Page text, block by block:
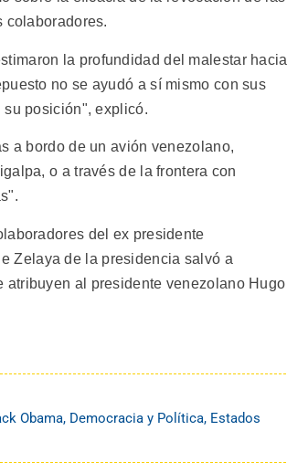
colaboradores.
la profundidad del malestar hacia
no se ayudó a sí mismo con sus
su posición", explicó.
a bordo de un avión venezolano,
o a través de la frontera con
del ex presidente
Zelaya de la presidencia salvó a
atribuyen al presidente venezolano Hugo
Obama, Democracia y Política, Estados